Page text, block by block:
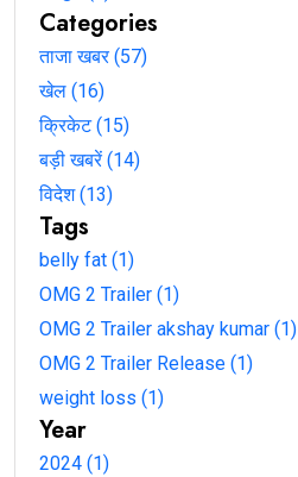
Categories
ताजा खबर (57)
खेल (16)
क्रिकेट (15)
बड़ी खबरें (14)
विदेश (13)
Tags
belly fat (1)
OMG 2 Trailer (1)
OMG 2 Trailer akshay kumar (1)
OMG 2 Trailer Release (1)
weight loss (1)
Year
2024 (1)